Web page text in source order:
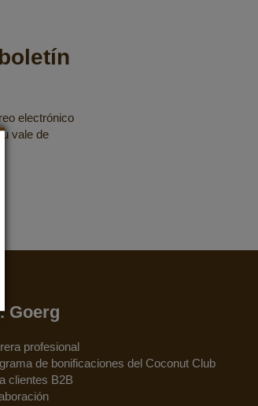
electrónico
vale de
Goerg
profesional
de bonificaciones del Coconut Club
clientes B2B